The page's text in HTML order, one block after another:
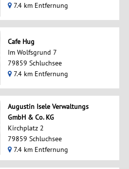
7.4 km Entfernung
Cafe Hug
Im Wolfsgrund 7
79859 Schluchsee
7.4 km Entfernung
Augustin Isele Verwaltungs
GmbH & Co. KG
Kirchplatz 2
79859 Schluchsee
7.4 km Entfernung